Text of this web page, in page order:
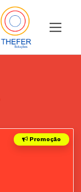
Promoção